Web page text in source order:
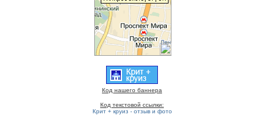
Код нашего баннера
Код текстовой ссылки:
Крит + круиз - отзыв и фото